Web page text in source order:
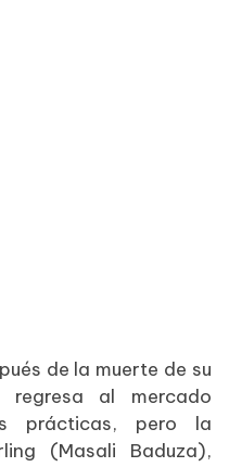
de la muerte de su
regresa al mercado
prácticas, pero la
(Masali Baduza),